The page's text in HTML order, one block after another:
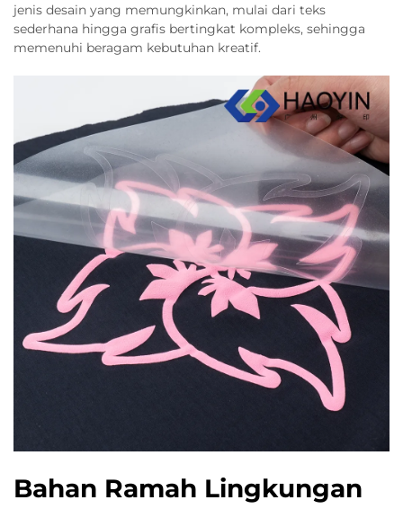
jenis desain yang memungkinkan, mulai dari teks
sederhana hingga grafis bertingkat kompleks, sehingga
memenuhi beragam kebutuhan kreatif.
Bahan Ramah Lingkungan